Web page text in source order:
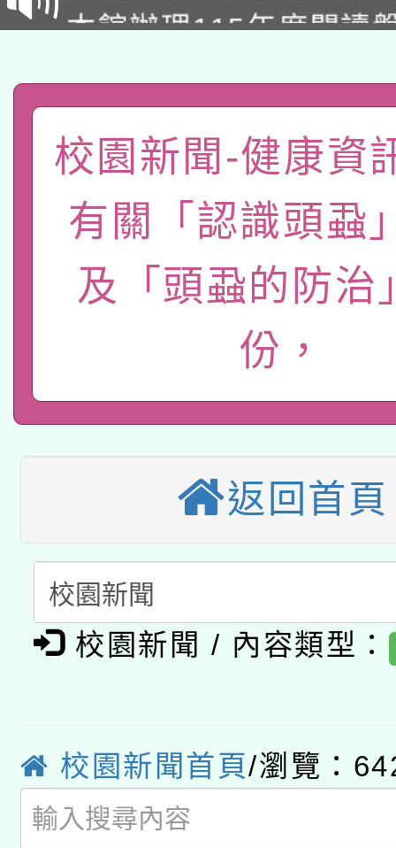
招)
本館辦理115年度閱讀
礎課程
A3數位素養講師名單
「數位內容與教學軟體
pilot」
有關大陸委員會函釋公
薪期間赴陸應申請許可
轉知經濟部水利署委託
業技術研究院辦理「
用水績優單位及節水達
115年8月22日(星期六
桃園市孔廟祈福系列
2026年桃園地景藝術
本校115學年度第2次
招甄選結果公告(無人
適應運動共學行動站研
本館辦理115年度閱讀
暨閱讀推動專業研習
科技賦能─人工智慧
礎課程
A3數位素養講師名單
「數位內容與教學軟體
pilot」
有關大陸委員會函釋公
用水績優單位及節水達
動」
桃園市孔廟祈福系列
開 智慧啟航」
2026年桃園地景藝術
校園新聞-健康資
有關「認識頭蝨
及「頭蝨的防治
份，
返回首頁
校園新聞 / 內容類型：
校園新聞首頁/瀏覽：